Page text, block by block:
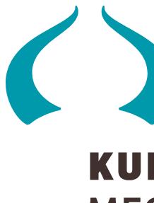
content